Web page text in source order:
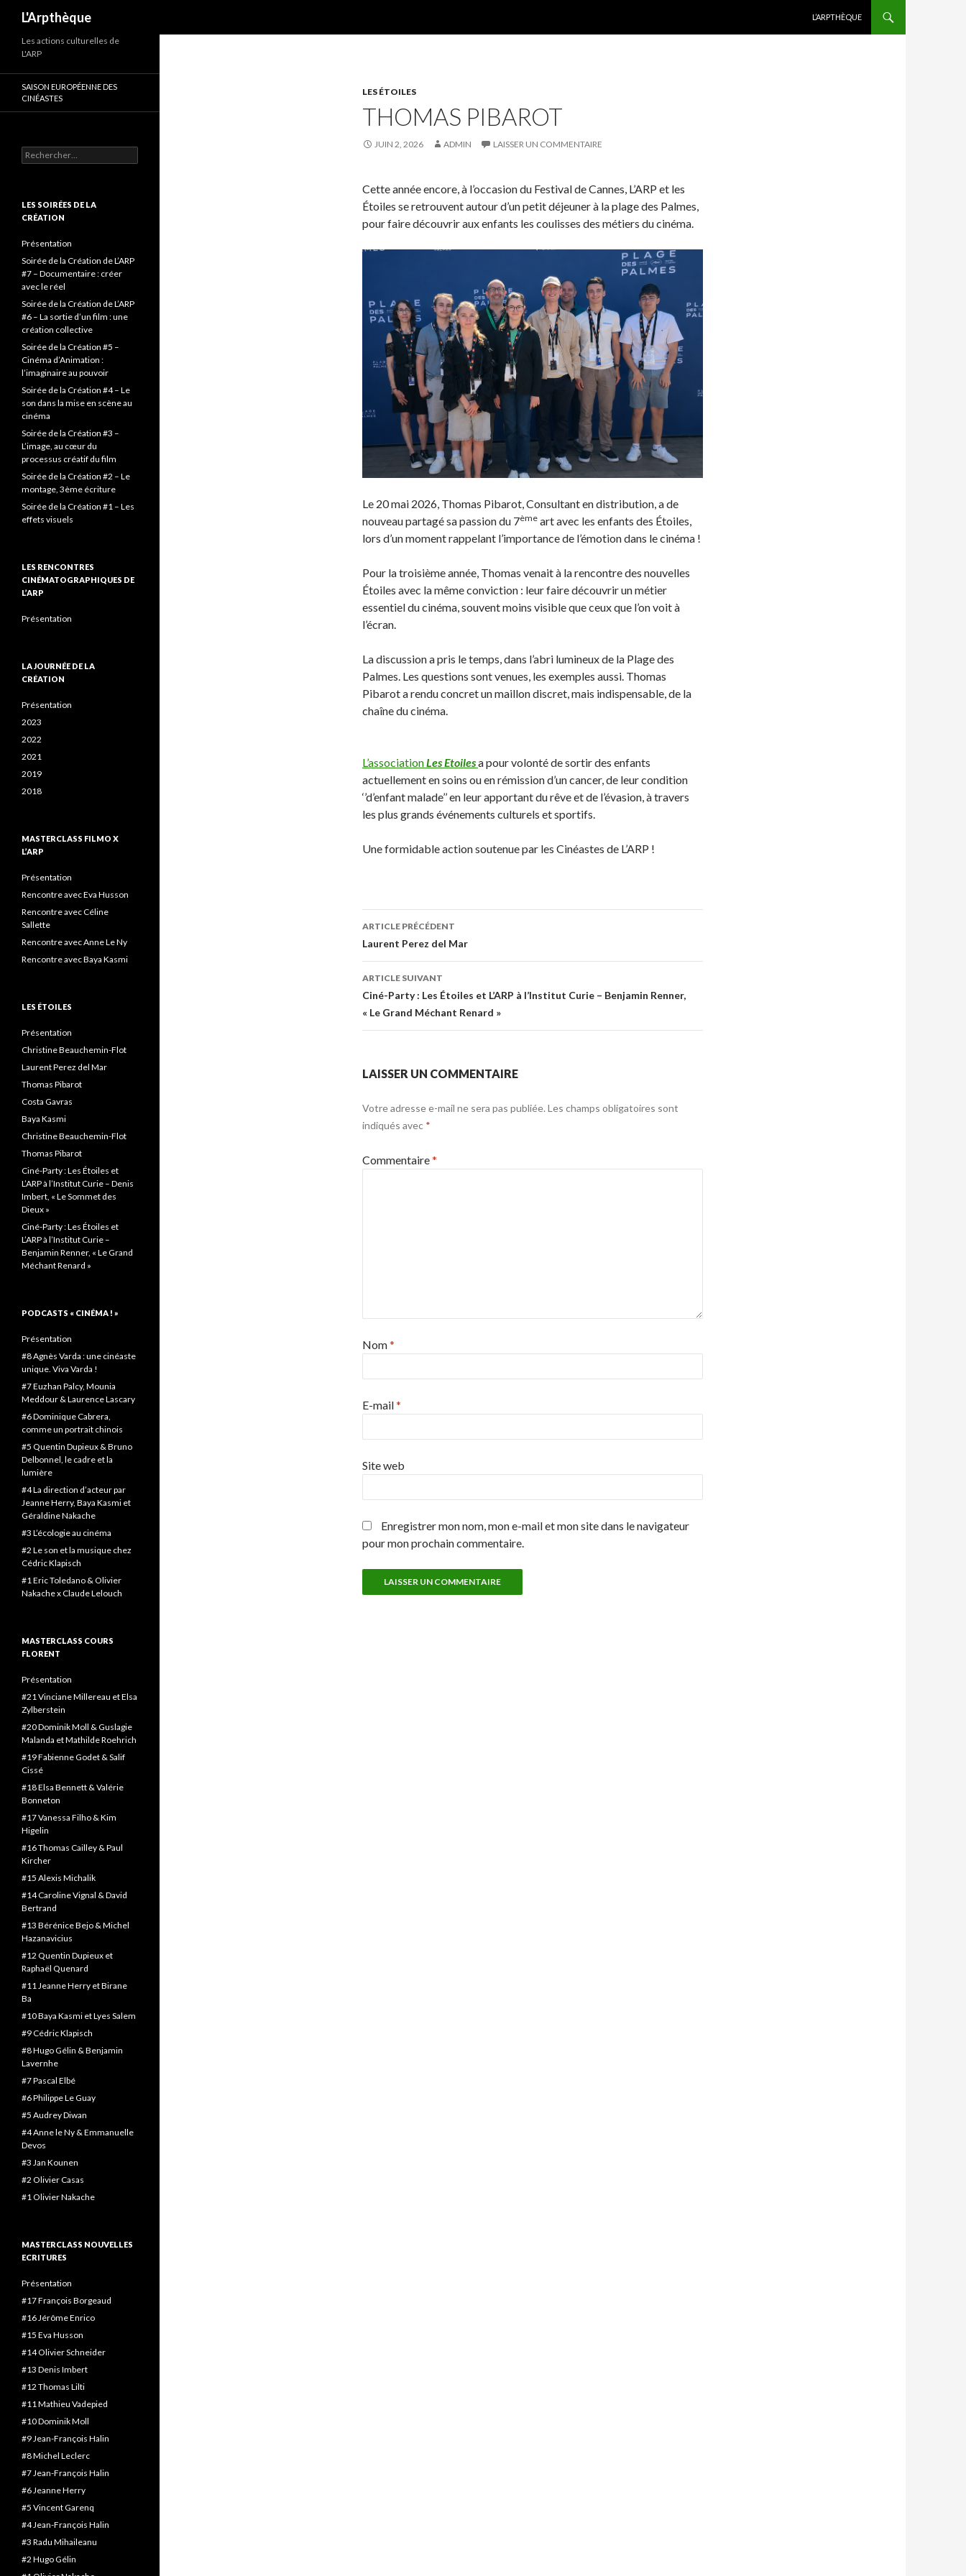
L'Arpthèque
L’ARPTHÈQUE
LES ÉTOILES
THOMAS PIBAROT
JUIN 2, 2026 ADMIN LAISSER UN COMMENTAIRE
Cette année encore, à l’occasion du Festival de Cannes, L’ARP et les
Étoiles se retrouvent autour d’un petit déjeuner à la plage des Palmes,
pour faire découvrir aux enfants les coulisses des métiers du cinéma.
Le 20 mai 2026, Thomas Pibarot, Consultant en distribution, a de
nouveau partagé sa passion du 7ème art avec les enfants des Étoiles,
lors d’un moment rappelant l’importance de l’émotion dans le cinéma !
Pour la troisième année, Thomas venait à la rencontre des nouvelles
Étoiles avec la même conviction : leur faire découvrir un métier
essentiel du cinéma, souvent moins visible que ceux que l’on voit à
l’écran.
La discussion a pris le temps, dans l’abri lumineux de la Plage des
Palmes. Les questions sont venues, les exemples aussi. Thomas
Pibarot a rendu concret un maillon discret, mais indispensable, de la
chaîne du cinéma.
L’associationLes Etoilesa pour volonté de sortir des enfants
actuellement en soins ou en rémission d’un cancer, de leur condition
‘’d’enfant malade’’ en leur apportant du rêve et de l’évasion, à travers
les plus grands événements culturels et sportifs.
Une formidable action soutenue par les Cinéastes de L’ARP !
Navigation
des
articles
ARTICLE PRÉCÉDENT
Laurent Perez del Mar
ARTICLE SUIVANT
Ciné-Party : Les Étoiles et L’ARP à l’Institut Curie – Benjamin Renner,
« Le Grand Méchant Renard »
LAISSER UN COMMENTAIRE
Votre adresse e-mail ne sera pas publiée. Les champs obligatoires sont
indiqués avec *
Commentaire*
Nom*
E-mail*
Site web
Enregistrer mon nom, mon e-mail et mon site dans le navigateur
pour mon prochain commentaire.
Les actions culturelles de
L'ARP
SAISON EUROPÉENNE DES
CINÉASTES
Rechercher :
LES SOIRÉES DE LA
CRÉATION
Présentation
Soirée de la Création de L’ARP
#7 – Documentaire : créer
avec le réel
Soirée de la Création de L’ARP
#6 – La sortie d’un film : une
création collective
Soirée de la Création #5 –
Cinéma d’Animation :
l’imaginaire au pouvoir
Soirée de la Création #4 – Le
son dans la mise en scène au
cinéma
Soirée de la Création #3 –
L’image, au cœur du
processus créatif du film
Soirée de la Création #2 – Le
montage, 3ème écriture
Soirée de la Création #1 – Les
effets visuels
LES RENCONTRES
CINÉMATOGRAPHIQUES DE
L’ARP
Présentation
LA JOURNÉE DE LA
CRÉATION
Présentation
2023
2022
2021
2019
2018
MASTERCLASS FILMO X
L’ARP
Présentation
Rencontre avec Eva Husson
Rencontre avec Céline
Sallette
Rencontre avec Anne Le Ny
Rencontre avec Baya Kasmi
LES ÉTOILES
Présentation
Christine Beauchemin-Flot
Laurent Perez del Mar
Thomas Pibarot
Costa Gavras
Baya Kasmi
Christine Beauchemin-Flot
Thomas Pibarot
Ciné-Party : Les Étoiles et
L’ARP à l’Institut Curie – Denis
Imbert, « Le Sommet des
Dieux »
Ciné-Party : Les Étoiles et
L’ARP à l’Institut Curie –
Benjamin Renner, « Le Grand
Méchant Renard »
PODCASTS « CINÉMA ! »
Présentation
#8 Agnès Varda : une cinéaste
unique. Viva Varda !
#7 Euzhan Palcy, Mounia
Meddour & Laurence Lascary
#6 Dominique Cabrera,
comme un portrait chinois
#5 Quentin Dupieux & Bruno
Delbonnel, le cadre et la
lumière
#4 La direction d’acteur par
Jeanne Herry, Baya Kasmi et
Géraldine Nakache
#3 L’écologie au cinéma
#2 Le son et la musique chez
Cédric Klapisch
#1 Eric Toledano & Olivier
Nakache x Claude Lelouch
MASTERCLASS COURS
FLORENT
Présentation
#21 Vinciane Millereau et Elsa
Zylberstein
#20 Dominik Moll & Guslagie
Malanda et Mathilde Roehrich
#19 Fabienne Godet & Salif
Cissé
#18 Elsa Bennett & Valérie
Bonneton
#17 Vanessa Filho & Kim
Higelin
#16 Thomas Cailley & Paul
Kircher
#15 Alexis Michalik
#14 Caroline Vignal & David
Bertrand
#13 Bérénice Bejo & Michel
Hazanavicius
#12 Quentin Dupieux et
Raphaël Quenard
#11 Jeanne Herry et Birane
Ba
#10 Baya Kasmi et Lyes Salem
#9 Cédric Klapisch
#8 Hugo Gélin & Benjamin
Lavernhe
#7 Pascal Elbé
#6 Philippe Le Guay
#5 Audrey Diwan
#4 Anne le Ny & Emmanuelle
Devos
#3 Jan Kounen
#2 Olivier Casas
#1 Olivier Nakache
MASTERCLASS NOUVELLES
ECRITURES
Présentation
#17 François Borgeaud
#16 Jérôme Enrico
#15 Eva Husson
#14 Olivier Schneider
#13 Denis Imbert
#12 Thomas Lilti
#11 Mathieu Vadepied
#10 Dominik Moll
#9 Jean-François Halin
#8 Michel Leclerc
#7 Jean-François Halin
#6 Jeanne Herry
#5 Vincent Garenq
#4 Jean-François Halin
#3 Radu Mihaileanu
#2 Hugo Gélin